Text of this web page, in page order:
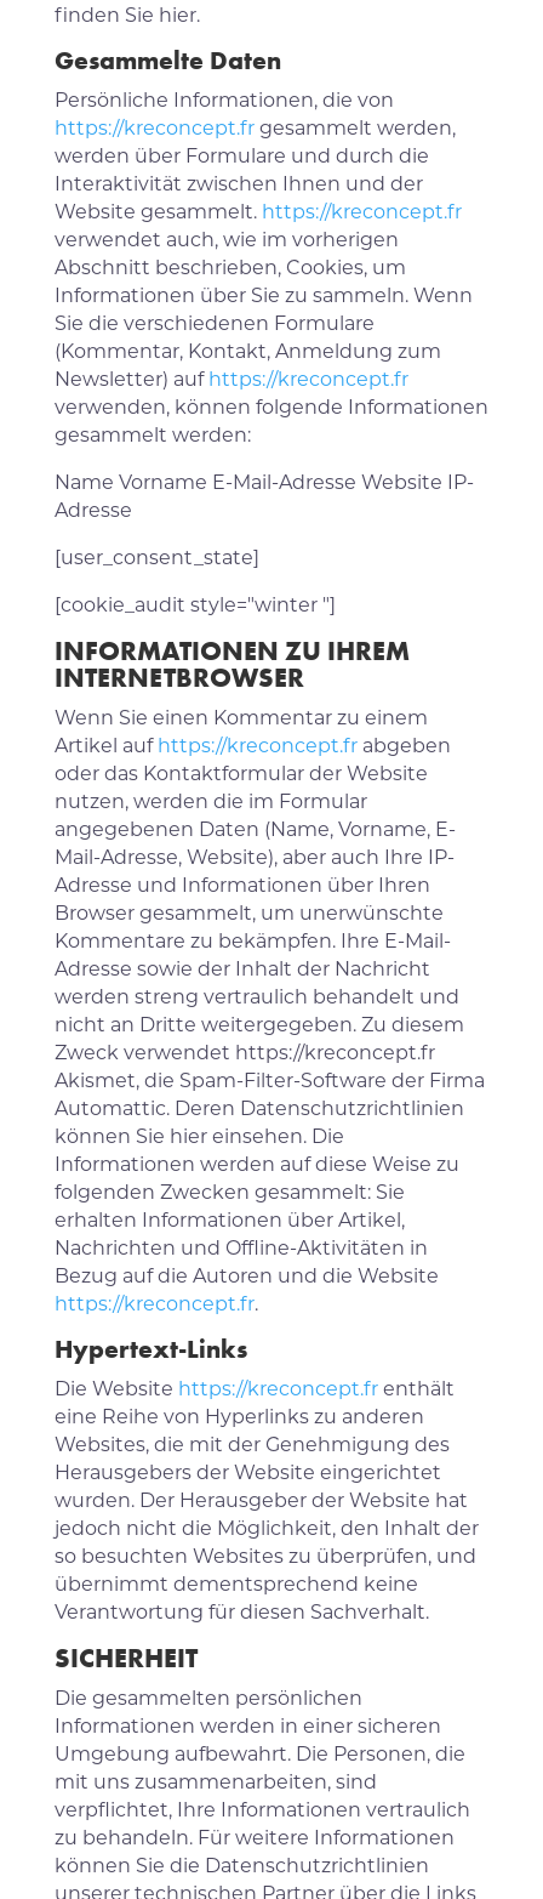
finden Sie hier.
Gesammelte Daten
Persönliche Informationen, die von
https://kreconcept.frgesammelt werden,
werden über Formulare und durch die
Interaktivität zwischen Ihnen und der
Website gesammelt. https://kreconcept.fr
verwendet auch, wie im vorherigen
Abschnitt beschrieben, Cookies, um
Informationen über Sie zu sammeln. Wenn
Sie die verschiedenen Formulare
(Kommentar, Kontakt, Anmeldung zum
Newsletter) aufhttps://kreconcept.fr
verwenden, können folgende Informationen
gesammelt werden:
Name Vorname E-Mail-Adresse Website IP-
Adresse
[user_consent_state]
[cookie_audit style="winter "]
INFORMATIONEN ZU IHREM
INTERNETBROWSER
Wenn Sie einen Kommentar zu einem
Artikel aufhttps://kreconcept.frabgeben
oder das Kontaktformular der Website
nutzen, werden die im Formular
angegebenen Daten (Name, Vorname, E-
Mail-Adresse, Website), aber auch Ihre IP-
Adresse und Informationen über Ihren
Browser gesammelt, um unerwünschte
Kommentare zu bekämpfen. Ihre E-Mail-
Adresse sowie der Inhalt der Nachricht
werden streng vertraulich behandelt und
nicht an Dritte weitergegeben. Zu diesem
Zweck verwendet https://kreconcept.fr
Akismet, die Spam-Filter-Software der Firma
Automattic. Deren Datenschutzrichtlinien
können Sie hier einsehen. Die
Informationen werden auf diese Weise zu
folgenden Zwecken gesammelt: Sie
erhalten Informationen über Artikel,
Nachrichten und Offline-Aktivitäten in
Bezug auf die Autoren und die Website
https://kreconcept.fr.
Hypertext-Links
Die Website https://kreconcept.frenthält
eine Reihe von Hyperlinks zu anderen
Websites, die mit der Genehmigung des
Herausgebers der Website eingerichtet
wurden. Der Herausgeber der Website hat
jedoch nicht die Möglichkeit, den Inhalt der
so besuchten Websites zu überprüfen, und
übernimmt dementsprechend keine
Verantwortung für diesen Sachverhalt.
SICHERHEIT
Die gesammelten persönlichen
Informationen werden in einer sicheren
Umgebung aufbewahrt. Die Personen, die
mit uns zusammenarbeiten, sind
verpflichtet, Ihre Informationen vertraulich
zu behandeln. Für weitere Informationen
können Sie die Datenschutzrichtlinien
unserer technischen Partner über die Links